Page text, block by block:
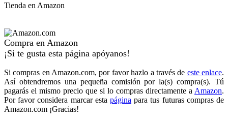
Tienda en Amazon
Compra en Amazon
¡Si te gusta esta página apóyanos!
Si compras en Amazon.com, por favor hazlo a través de este enlace.
Así obtendremos una pequeña comisión por la(s) compra(s). Tú
pagarás el mismo precio que si lo compras directamente a Amazon.
Por favor considera marcar esta página para tus futuras compras de
Amazon.com ¡Gracias!